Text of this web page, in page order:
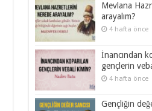
Mevlana
arayalım?
4 hafta önce
İnancından
gençlerin
4 hafta önce
Gençliğin